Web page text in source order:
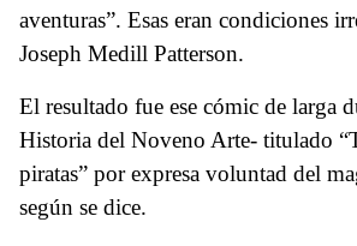
aventuras”. Esas eran condiciones
Joseph Medill Patterson.
El resultado fue ese cómic de larga
Historia del Noveno Arte- titulado
piratas” por expresa voluntad del
según se dice.